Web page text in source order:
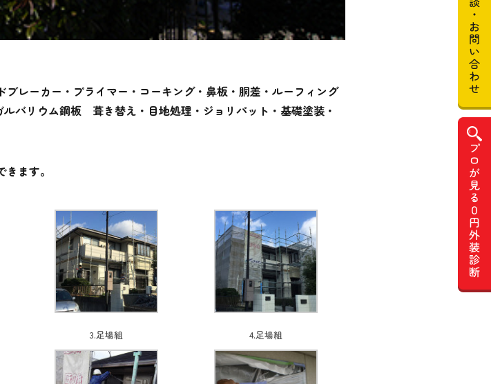
ブレーカー・プライマー・コーキング・鼻板・胴差・ルーフィング
バリウム鋼板 葺き替え・目地処理・ジョリパット・基礎塗装・
ます。
3.足場組 4.足場組